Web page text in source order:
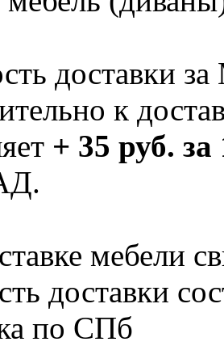
доставки
к
+ 35 руб.
мебели
доставки
по СПб